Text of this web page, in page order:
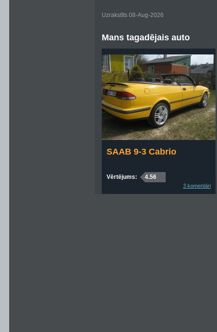
Uzrakstīts 08-Aug-2026
Mans tagadējais auto
SAAB 9-3 Cabrio
Vērtējums: 4.56
3 komentāri